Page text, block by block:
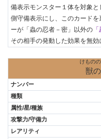
備表示モンスター１体を対象
側守備表示にし、このカード
ーが「蟲の忍者－密」以外の
その相手の発動した効果を無効
けもの
獣